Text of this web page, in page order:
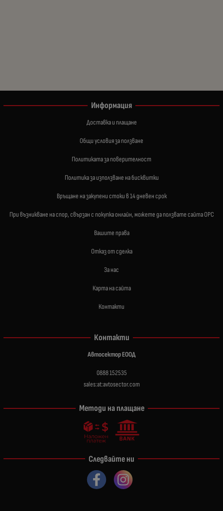
Информация
Доставка и плащане
Общи условия за ползване
Политиката за поверителност
Политика за използване на бисквитки
Връщане на закупени стоки в 14 дневен срок
При възникване на спор, свързан с покупка онлайн, можете да ползвате сайта ОРС
Вашите права
Отказ от сделка
За нас
Карта на сайта
Контакти
Контакти
Автосектор ЕООД
0888 152535
sales:at:avtosector.com
Методи на плащане
Следвайте ни